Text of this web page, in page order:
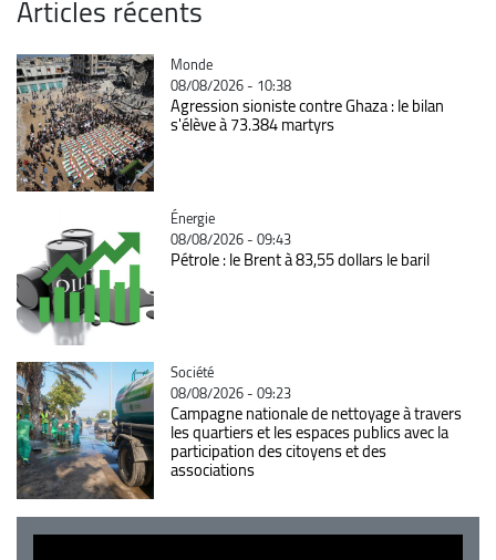
Articles récents
Catégorie
Monde
08/08/2026 - 10:38
Agression sioniste contre Ghaza : le bilan
s'élève à 73.384 martyrs
Catégorie
Énergie
08/08/2026 - 09:43
Pétrole : le Brent à 83,55 dollars le baril
Catégorie
Société
08/08/2026 - 09:23
Campagne nationale de nettoyage à travers
les quartiers et les espaces publics avec la
participation des citoyens et des
associations